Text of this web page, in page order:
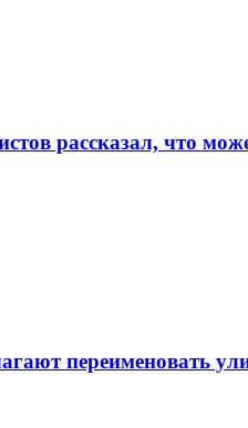
рассказал, что
переименовать